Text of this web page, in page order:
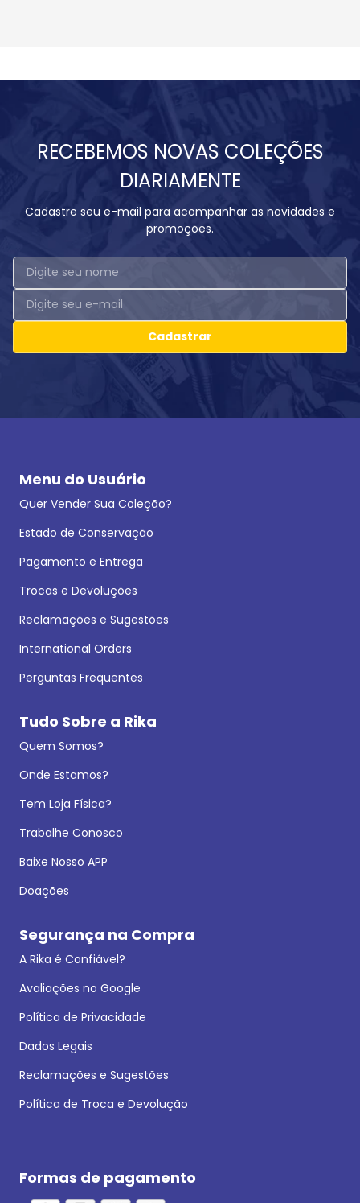
RECEBEMOS NOVAS COLEÇÕES
DIARIAMENTE
Cadastre seu e-mail para acompanhar as novidades e
promoções.
Cadastrar
Menu do Usuário
Quer Vender Sua Coleção?
Estado de Conservação
Pagamento e Entrega
Trocas e Devoluções
Reclamações e Sugestões
International Orders
Perguntas Frequentes
Tudo Sobre a Rika
Quem Somos?
Onde Estamos?
Tem Loja Física?
Trabalhe Conosco
Baixe Nosso APP
Doações
Segurança na Compra
A Rika é Confiável?
Avaliações no Google
Política de Privacidade
Dados Legais
Reclamações e Sugestões
Política de Troca e Devolução
Formas de pagamento